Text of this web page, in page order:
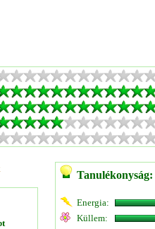
Tanulékonyság:
Energia:
Küllem: